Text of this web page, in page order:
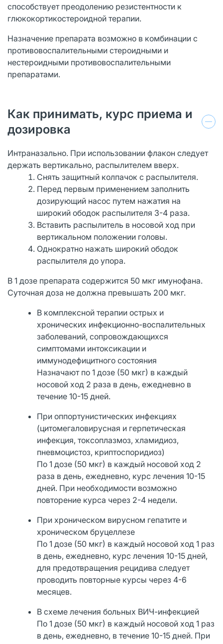
способствует преодолению резистентности к
глюкокортикостероидной терапии.
Назначение препарата возможно в комбинации с
противовоспалительными стероидными и
нестероидными противовоспалительными
препаратами.
Как принимать, курс приема и
дозировка
Интраназально. При использовании флакон следует
держать вертикально, распылителем вверх.
Снять защитный колпачок с распылителя.
Перед первым применением заполнить
дозирующий насос путем нажатия на
широкий ободок распылителя 3-4 раза.
Вставить распылитель в носовой ход при
вертикальном положении головы.
Однократно нажать широкий ободок
распылителя до упора.
В 1 дозе препарата содержится 50 мкг имунофана.
Суточная доза не должна превышать 200 мкг.
В комплексной терапии острых и
хронических инфекционно-воспалительных
заболеваний, сопровождающихся
симптомами интоксикации и
иммунодефицитного состояния
Назначают по 1 дозе (50 мкг) в каждый
носовой ход 2 раза в день, ежедневно в
течение 10-15 дней.
При оппортунистических инфекциях
(цитомегаловирусная и герпетическая
инфекция, токсоплазмоз, хламидиоз,
пневмоцистоз, криптоспоридиоз)
По 1 дозе (50 мкг) в каждый носовой ход 2
раза в день, ежедневно, курс лечения 10-15
дней. При необходимости возможно
повторение курса через 2-4 недели.
При хроническом вирусном гепатите и
хроническом бруцеллезе
По 1 дозе (50 мкг) в каждый носовой ход 1 раз
в день, ежедневно, курс лечения 10-15 дней,
для предотвращения рецидива следует
проводить повторные курсы через 4-6
месяцев.
В схеме лечения больных ВИЧ-инфекцией
По 1 дозе (50 мкг) в каждый носовой ход 1 раз
в день, ежедневно, в течение 10-15 дней. При